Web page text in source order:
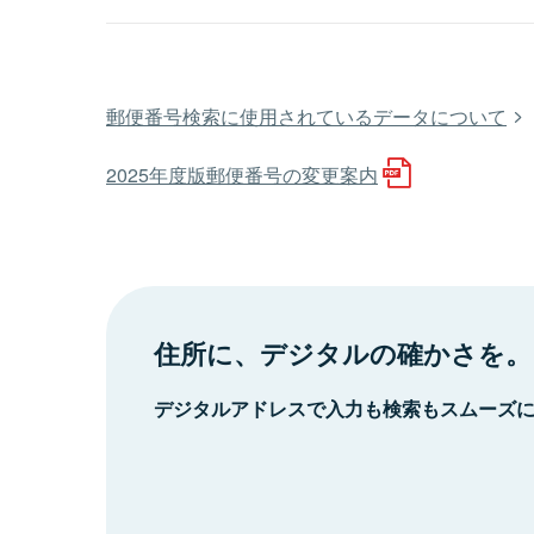
郵便番号検索に使用されているデータについて
2025年度版郵便番号の変更案内
住所に、デジタルの確かさを。
デジタルアドレスで入力も検索もスムーズ